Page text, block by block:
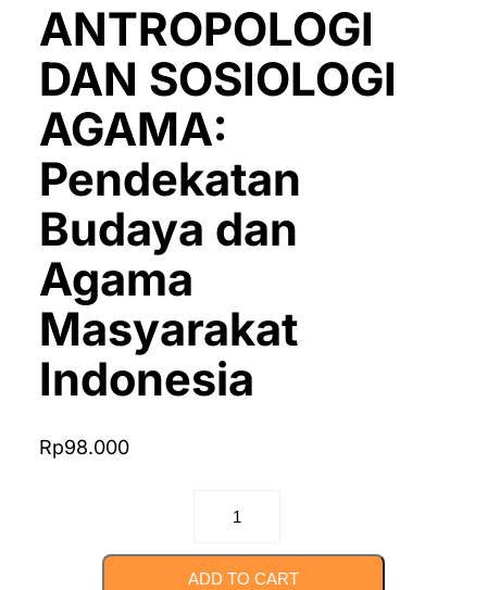
ANTROPOLOGI
DAN SOSIOLOGI
AGAMA:
Pendekatan
Budaya dan
Agama
Masyarakat
Indonesia
Rp98.000
ANTROPOLOGI
SOSIOLOGI
ADD TO CART